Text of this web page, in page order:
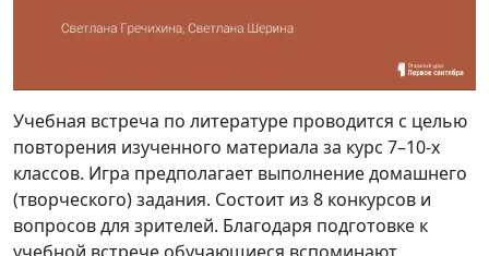
Учебная встреча по литературе проводится с целью
повторения изученного материала за курс 7–10-х
классов. Игра предполагает выполнение домашнего
(творческого) задания. Состоит из 8 конкурсов и
вопросов для зрителей. Благодаря подготовке к